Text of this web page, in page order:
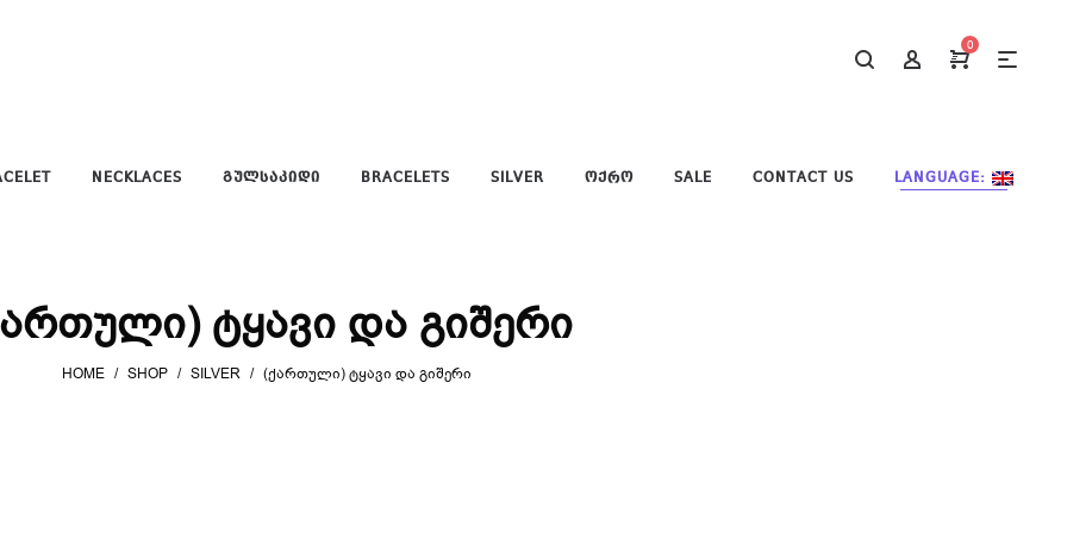
0
NECKLACES ᲒᲣᲚᲡᲐᲙᲘᲓᲘ BRACELETS SILVER ᲝᲥᲠᲝ SALE CONTACT US LANGUAGE:
ტყავი და გიშერი
HOME / SHOP / SILVER / (ᲥᲐᲠᲗᲣᲚᲘ) ᲢᲧᲐᲕᲘ ᲓᲐ ᲒᲘᲨᲔᲠᲘ